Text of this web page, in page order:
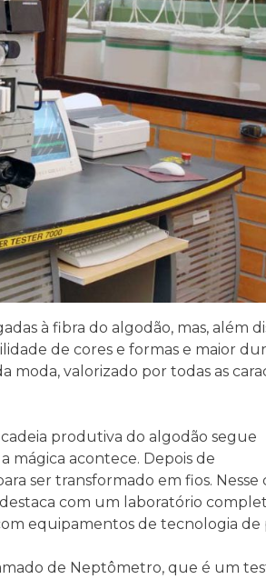
à fibra do algodão, mas, além
de cores e formas e maior
moda, valorizado por todas as
produtiva do algodão segue
mágica acontece. Depois de
ser transformado em fios. Nesse
com um laboratório
equipamentos de tecnologia de
de Neptômetro, que é um